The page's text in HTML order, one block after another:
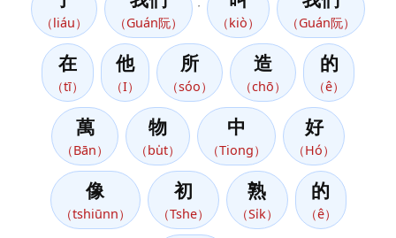
（liáu） （Guán阮） （kiò） （Guán阮）
在
（tī）
他
（I）
所
（sóo）
造
（chō）
的
（ê）
萬
（Bān）
物
（bu̍t）
中
（Tiong）
好
（Hó）
像
（tshiūnn）
初
（Tshe）
熟
（Si̍k）
的
（ê）